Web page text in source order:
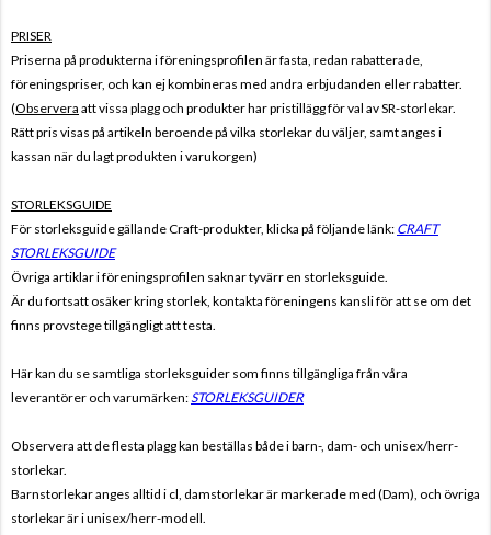
PRISER
Priserna på produkterna i föreningsprofilen är fasta, redan rabatterade,
föreningspriser, och kan ej kombineras med andra erbjudanden eller rabatter.
(Observera att vissa plagg och produkter har pristillägg för val av SR-storlekar.
Rätt pris visas på artikeln beroende på vilka storlekar du väljer, samt anges i
kassan när du lagt produkten i varukorgen)
STORLEKSGUIDE
För storleksguide gällande Craft-produkter, klicka på följande länk: CRAFT
STORLEKSGUIDE
Övriga artiklar i föreningsprofilen saknar tyvärr en storleksguide.
Är du fortsatt osäker kring storlek, kontakta föreningens kansli för att se om det
finns provstege tillgängligt att testa.
Här kan du se samtliga storleksguider som finns tillgängliga från våra
leverantörer och varumärken:STORLEKSGUIDER
Observera att de flesta plagg kan beställas både i barn-, dam- och unisex/herr-
storlekar.
Barnstorlekar anges alltid i cl, damstorlekar är markerade med (Dam), och övriga
storlekar är i unisex/herr-modell.